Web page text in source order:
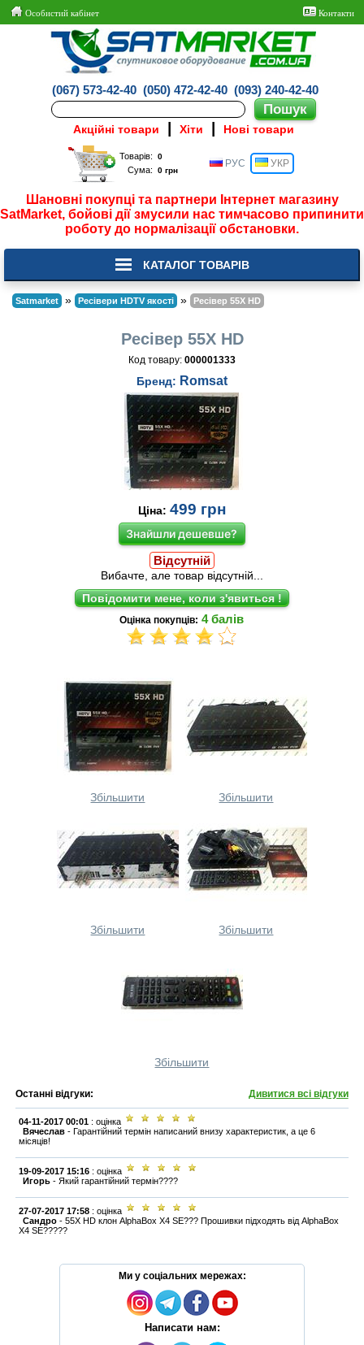
Особистий кабінет Контакти
(067) 573-42-40 (050) 472-42-40 (093) 240-42-40
Акційні товари Хіти Нові товари
Товарів:
Сума:
РУС УКР
Шановні покупці та партнери Інтернет магазину
SatMarket, бойові дії змусили нас тимчасово припинити
роботу до нормалізації обстановки.
КАТАЛОГ ТОВАРІВ
Satmarket » Ресівери HDTV якості » Ресівер 55X HD
Ресівер 55X HD
Код товару: 000001333
Бренд: Romsat
Ціна: 499 грн
Знайшли дешевше?
Відсутній
Вибачте, але товар відсутній...
Оцінка покупців: 4балів
Збільшити Збільшити
Збільшити Збільшити
Збільшити
Останні відгуки: Дивитися всі відгуки
04-11-2017 00:01 : оцінка
Вячеслав -Гарантійний термін написаний внизу характеристик, а це 6
місяців!
19-09-2017 15:16 : оцінка
Игорь -Який гарантійний термін????
27-07-2017 17:58 : оцінка
Сандро-55X HD клон AlphaBox X4 SE??? Прошивки підходять від AlphaBox
X4 SE?????
Ми у соціальних мережах:
Написати нам: